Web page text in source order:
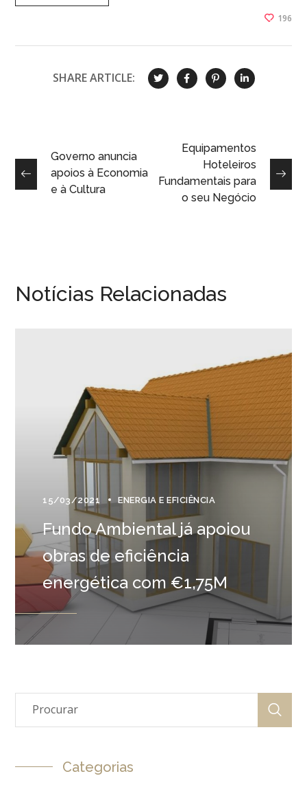
196
SHARE ARTICLE:
Governo anuncia
apoios à Economia
e à Cultura
Equipamentos
Hoteleiros
Fundamentais para
o seu Negócio
Notícias Relacionadas
15/03/2021 ENERGIA E EFICIÊNCIA
Fundo Ambiental já apoiou
obras de eficiência
energética com €1,75M
Categorias